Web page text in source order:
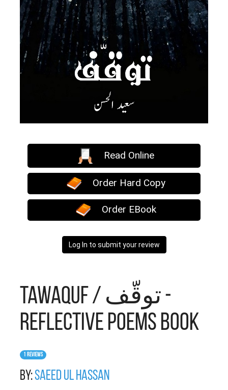
Read Online
Order Hard Copy
Order EBook
Log In to submit your review
Tawaquf / توقّف -
Reflective Poems Book
1 Reviews
By:Saeed ul Hassan